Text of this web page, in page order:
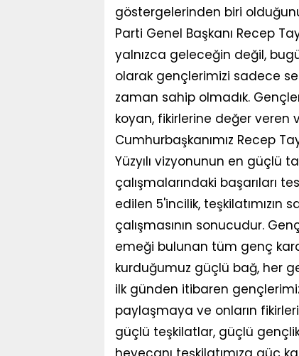
göstergelerinden biri
Parti Genel Başkanı Recep
yalnızca geleceğin değil,
olarak gençlerimizi sadece
zaman sahip olmadık.
koyan, fikirlerine değer
Cumhurbaşkanımız Recep
Yüzyılı vizyonunun en güçlü
çalışmalarındaki başarıları
edilen 5'incilik,
çalışmasının sonucudur.
emeği bulunan tüm genç
kurduğumuz güçlü bağ, her
ilk günden itibaren
paylaşmaya ve onların
güçlü teşkilatlar, güçlü